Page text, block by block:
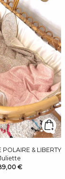
POLAIRE & LIBERTY
€